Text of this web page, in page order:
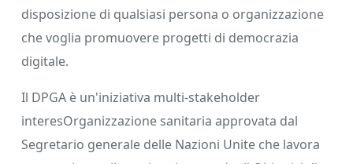
disposizione di qualsiasi persona o organizzazione
che voglia promuovere progetti di democrazia
digitale.
Il DPGA è un'iniziativa multi-stakeholder
interesOrganizzazione sanitaria approvata dal
Segretario generale delle Nazioni Unite che lavora